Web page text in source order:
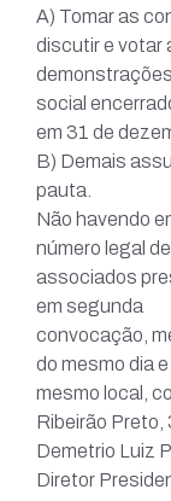
A) Tomar as
discutir e votar
social
em 31 de
B) Demais
pauta.
Não havendo
número legal de
associados
em segunda
convocação,
do mesmo dia e
mesmo local,
Ribeirão Preto,
Demetrio Luiz
Diretor